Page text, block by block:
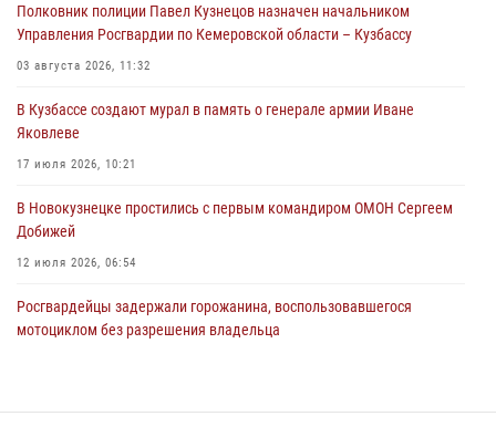
Росгвардейцы задержали мужчину, повредившего имущество
горожанки
06 августа 2026, 08:17
Росгвардейцы пресекли противоправные действия и защитили
новокузнечанку от агрессивного знакомого
06 августа 2026, 07:16
Полковник полиции Павел Кузнецов назначен начальником
Управления Росгвардии по Кемеровской области – Кузбассу
03 августа 2026, 11:32
В Кузбассе создают мурал в память о генерале армии Иване
Яковлеве
17 июля 2026, 10:21
В Новокузнецке простились с первым командиром ОМОН Сергеем
Добижей
12 июля 2026, 06:54
Росгвардейцы задержали горожанина, воспользовавшегося
мотоциклом без разрешения владельца